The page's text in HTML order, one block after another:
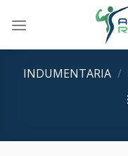
INDUMENTARIA /